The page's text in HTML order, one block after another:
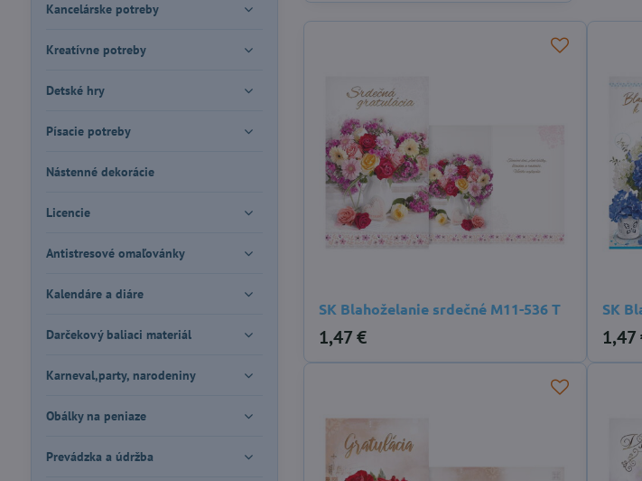
SK Blahoželanie srdečné M11-536 T
1,47 €
SK
1,47
Kancelárske potreby
Kreatívne potreby
Detské hry
Písacie potreby
Nástenné dekorácie
Licencie
Antistresové omaľovánky
Kalendáre a diáre
Darčekový baliaci materiál
Karneval,party, narodeniny
Obálky na peniaze
Prevádzka a údržba